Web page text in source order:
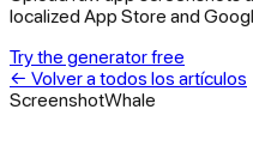
localized App Store and
Try the generator free
← Volver a todos los artículos
ScreenshotWhale